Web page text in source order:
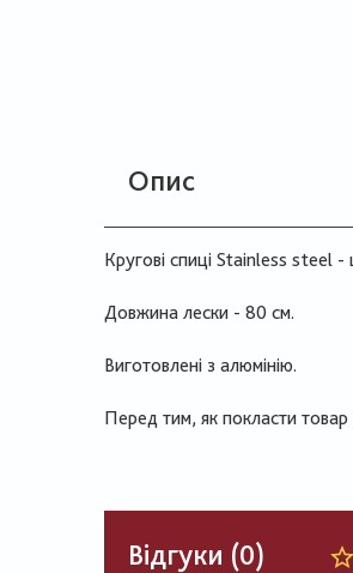
Опис
Кругові спиці Stainless steel -
Довжина лески - 80 см.
Виготовлені з алюмінію.
Перед тим, як покласти товар
Відгуки (0)